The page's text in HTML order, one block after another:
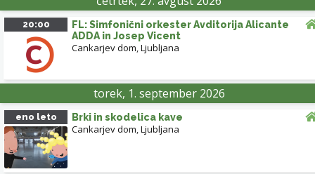
20:00
FL: Simfonični orkester Avditorija Alicante
ADDA in Josep Vicent
Cankarjev dom,Ljubljana
torek, 1. september 2026
eno leto Brki in skodelica kave
Cankarjev dom,Ljubljana